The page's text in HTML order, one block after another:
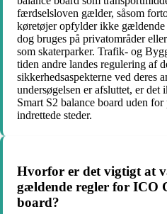
færdselsloven gælder, såsom
køretøjer opfylder ikke
dog bruges på privatområder
som skaterparker. Trafik- og
tiden andre landes regulering af
sikkerhedsaspekterne ved deres
undersøgelsen er afsluttet, er
Smart S2 balance board uden
indrettede steder.
Hvorfor er det vigtigt at
gældende regler for ICO
board?